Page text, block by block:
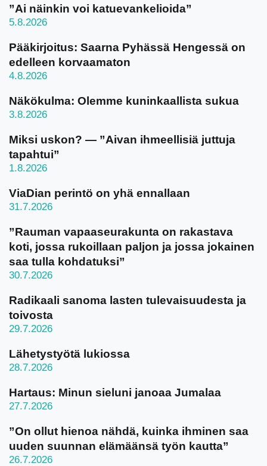
”Ai näinkin voi katuevankelioida”
5.8.2026
Pääkirjoitus: Saarna Pyhässä Hengessä on
edelleen korvaamaton
4.8.2026
Näkökulma: Olemme kuninkaallista sukua
3.8.2026
Miksi uskon? — ”Aivan ihmeellisiä juttuja
tapahtui”
1.8.2026
ViaDian perintö on yhä ennallaan
31.7.2026
”Rauman vapaaseurakunta on rakastava
koti, jossa rukoillaan paljon ja jossa jokainen
saa tulla kohdatuksi”
30.7.2026
Radikaali sanoma lasten tulevaisuudesta ja
toivosta
29.7.2026
Lähetystyötä lukiossa
28.7.2026
Hartaus: Minun sieluni janoaa Jumalaa
27.7.2026
”On ollut hienoa nähdä, kuinka ihminen saa
uuden suunnan elämäänsä työn kautta”
26.7.2026